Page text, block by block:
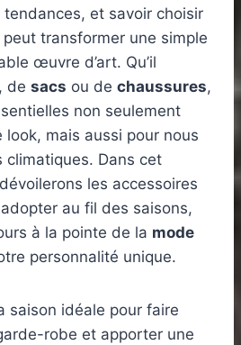
et savoir choisir
transformer une simple
œuvre d’art. Qu’il
, de sacs ou de chaussures,
non seulement
mais aussi pour nous
climatiques. Dans cet
les accessoires
au fil des saisons,
à la pointe de la mode
personnalité unique.
saison idéale pour faire
robe et apporter une